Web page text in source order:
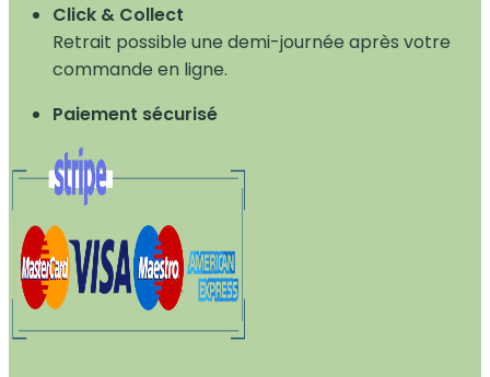
Click & Collect
Retrait possible une demi-journée après votre
commande en ligne.
Paiement sécurisé